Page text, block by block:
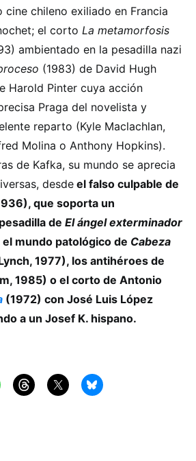
cine chileno exiliado en Francia
el corto La metamorfosis
ambientado en la pesadilla nazi
(1983) de David Hugh
Harold Pinter cuya acción
Praga del novelista y
reparto (Kyle Maclachlan,
Molina o Anthony Hopkins).
de Kafka, su mundo se aprecia
desdeel falso culpable de
que soporta un
de El ángel exterminador
mundo patológico de Cabeza
1977), los antihéroes de
1985) o el corto de Antonio
(1972) con José Luis López
a un Josef K. hispano.